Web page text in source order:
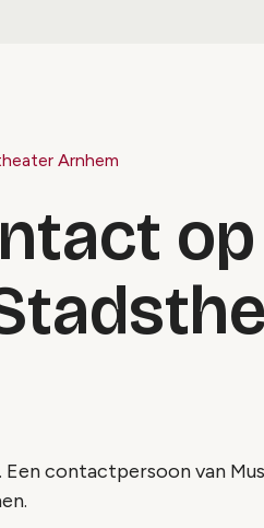
Arnhem
contactpersoon van